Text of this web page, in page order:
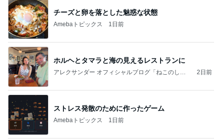
チーズと卵を落とした魅惑な状態
Amebaトピックス 1日前
ホルヘとタマラと海の見えるレストランに
アレクサンダー オフィシャルブログ「ねこのしっ
2日前
ストレス発散のために作ったゲーム
Amebaトピックス 1日前